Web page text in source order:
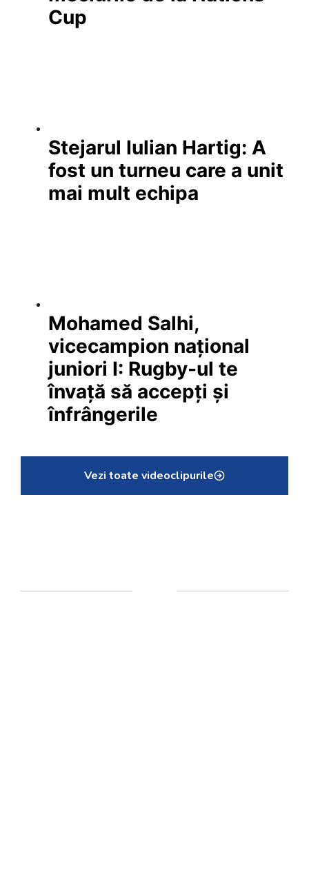
Cup
Stejarul Iulian Hartig: A
fost un turneu care a unit
mai mult echipa
Mohamed Salhi,
vicecampion național
juniori I: Rugby-ul te
învață să accepți și
înfrângerile
Vezi toate videoclipurile